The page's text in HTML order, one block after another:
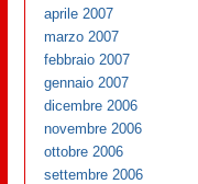
aprile 2007
marzo 2007
febbraio 2007
gennaio 2007
dicembre 2006
novembre 2006
ottobre 2006
settembre 2006